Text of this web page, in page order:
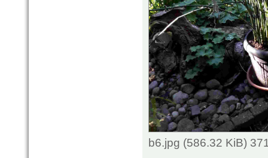
b6.jpg (586.32 KiB)